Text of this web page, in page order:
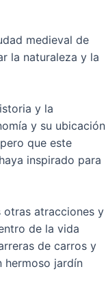
medieval de
la naturaleza y la
y la
y su ubicación
que este
inspirado para
otras atracciones y
de la vida
de carros y
hermoso jardín